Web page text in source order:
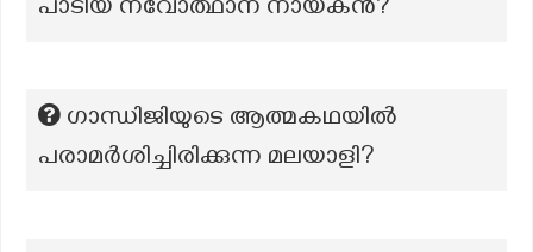
പാടിയ നവോത്ഥാന നായകൻ?
ഗാന്ധിജിയുടെ ആത്മകഥയില്‍
പരാമര്‍ശിച്ചിരിക്കുന്ന മലയാളി?